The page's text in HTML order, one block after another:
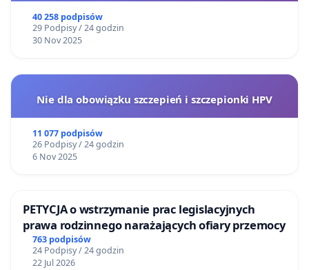
40 258 podpisów
29 Podpisy / 24 godzin
30 Nov 2025
Nie dla obowiązku szczepień i szczepionki HPV
11 077 podpisów
26 Podpisy / 24 godzin
6 Nov 2025
PETYCJA o wstrzymanie prac legislacyjnych
prawa rodzinnego narażających ofiary przemocy
763 podpisów
24 Podpisy / 24 godzin
22 Jul 2026